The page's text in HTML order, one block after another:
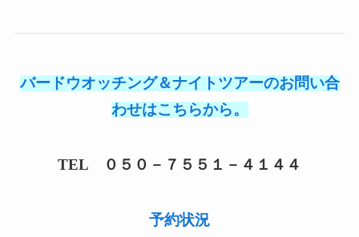
バードウオッチング＆ナイトツアーのお問い合
わせはこちらから。
TEL ０５０－７５５１－４１４４
予約状況